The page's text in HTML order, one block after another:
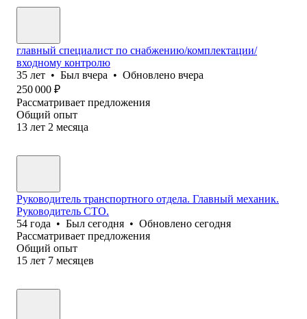
главный специалист по снабжению/комплектации/
входному контролю
35 лет • Был вчера • Обновлено вчера
250 000 ₽
Рассматривает предложения
Общий опыт
13 лет 2 месяца
Руководитель транспортного отдела. Главный механик.
Руководитель СТО.
54 года • Был сегодня • Обновлено сегодня
Рассматривает предложения
Общий опыт
15 лет 7 месяцев